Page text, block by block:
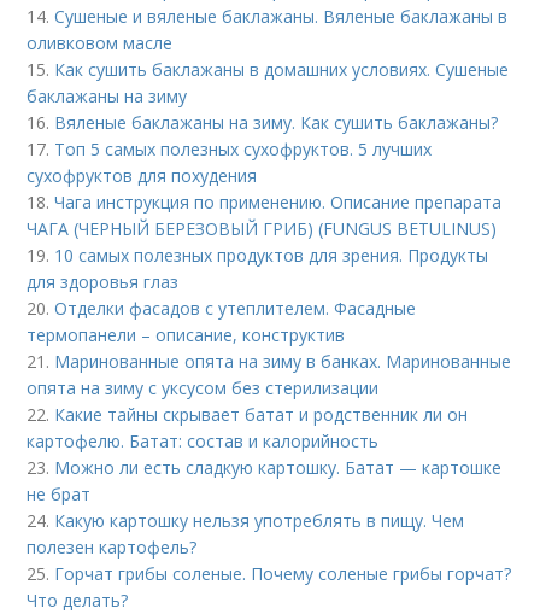
14.Сушеные и вяленые баклажаны. Вяленые баклажаны в
оливковом масле
15. Как сушить баклажаны в домашних условиях. Сушеные
баклажаны на зиму
16. Вяленые баклажаны на зиму. Как сушить баклажаны?
17. Топ 5 самых полезных сухофруктов. 5 лучших
сухофруктов для похудения
18.Чага инструкция по применению. Описание препарата
ЧАГА (ЧЕРНЫЙ БЕРЕЗОВЫЙ ГРИБ) (FUNGUS BETULINUS)
19. 10 самых полезных продуктов для зрения. Продукты
для здоровья глаз
20.Отделки фасадов с утеплителем. Фасадные
термопанели – описание, конструктив
21. Маринованные опята на зиму в банках. Маринованные
опята на зиму с уксусом без стерилизации
22. Какие тайны скрывает батат и родственник ли он
картофелю. Батат: состав и калорийность
23. Можно ли есть сладкую картошку. Батат — картошке
не брат
24. Какую картошку нельзя употреблять в пищу. Чем
полезен картофель?
25. Горчат грибы соленые. Почему соленые грибы горчат?
Что делать?